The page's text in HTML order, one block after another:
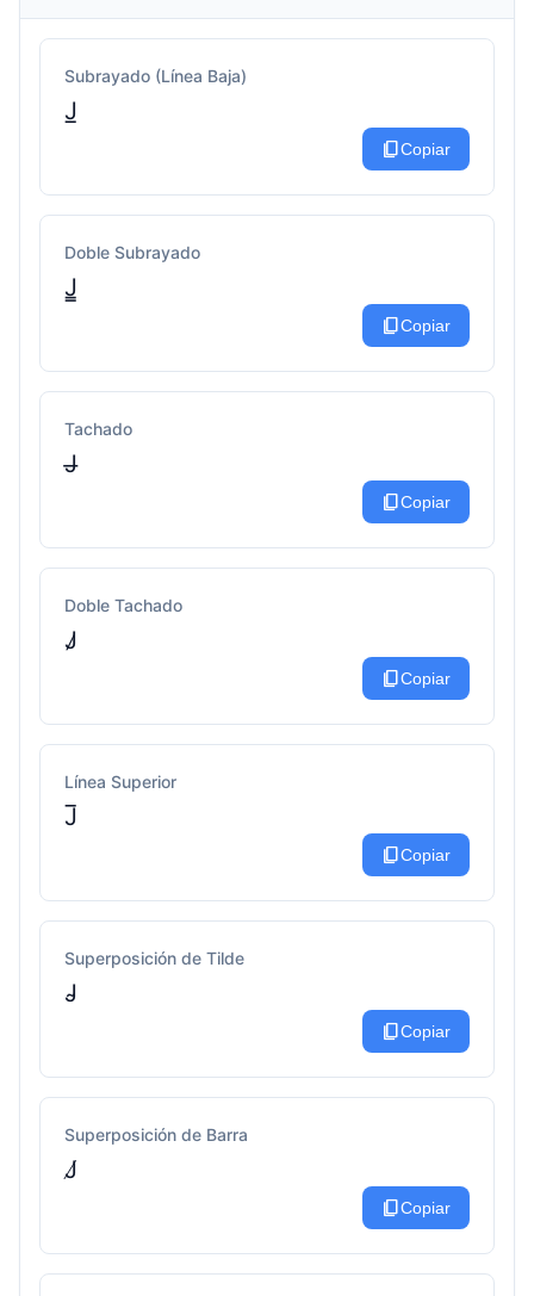
Subrayado (Línea Baja)
J̲
content_copyCopiar
Doble Subrayado
J̳
content_copyCopiar
Tachado
J̶
content_copyCopiar
Doble Tachado
J̷
content_copyCopiar
Línea Superior
J̅
content_copyCopiar
Superposición de Tilde
J̴
content_copyCopiar
Superposición de Barra
J̸
content_copyCopiar